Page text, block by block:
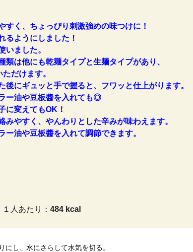
すく、ちょっぴり刺激強めの味つけに！
るようにしました！
いました。
類は他にも乾麺タイプと生麺タイプがあり、
だけます。
後にギュッと手で握ると、フワッと仕上がります。
ー油や豆板醬を入れても◎
に変えてもOK！
みやすく、やんわりとした辛みが味わえます。
ー油や豆板醬を入れて調節できます。
１人 あたり ： 484 kcal
にし、水にさらして水気を切る。